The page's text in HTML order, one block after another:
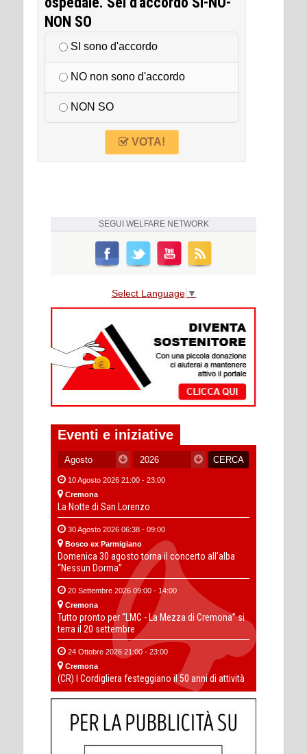
NON SO
SI sono d'accordo
NO non sono d'accordo
NON SO
VOTA!
SEGUI WELFARE NETWORK
Select Language ▼
Eventi e iniziative
10 Agosto 2026 21:00 - 23:00
Cremona
La Notte di San Lorenzo
30 Agosto 2026 06:38 - 09:00
Bosco ex Parmigiano
Domenica 30 agosto torna il concerto all’alba
“Nessun Dorma”
20 Settembre 2026 09:00 - 14:00
Cremona
Tutto pronto per “LMC - La Mezza di Cremona” si
terra il 20 settembre
24 Ottobre 2026 21:00 - 23:00
Cremona
(CR) I Cordigliera festeggiano il 50 anni di attività